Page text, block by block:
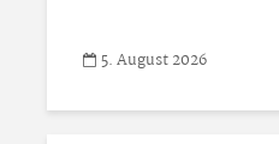
5. August 2026